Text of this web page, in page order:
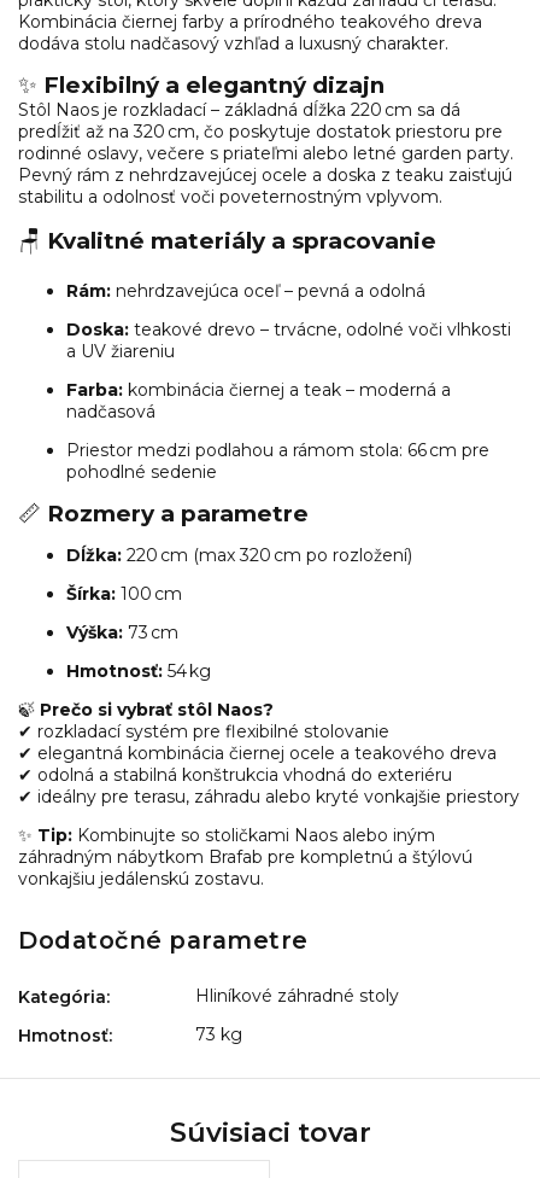
Kombinácia čiernej farby a prírodného teakového dreva
dodáva stolu nadčasový vzhľad a luxusný charakter.
✨ Flexibilný a elegantný dizajn
Stôl Naos je rozkladací – základná dĺžka 220 cm sa dá
predĺžiť až na 320 cm, čo poskytuje dostatok priestoru pre
rodinné oslavy, večere s priateľmi alebo letné garden party.
Pevný rám z nehrdzavejúcej ocele a doska z teaku zaisťujú
stabilitu a odolnosť voči poveternostným vplyvom.
🪑 Kvalitné materiály a spracovanie
Rám: nehrdzavejúca oceľ – pevná a odolná
Doska: teakové drevo – trvácne, odolné voči vlhkosti
a UV žiareniu
Farba: kombinácia čiernej a teak – moderná a
nadčasová
Priestor medzi podlahou a rámom stola: 66 cm pre
pohodlné sedenie
📏 Rozmery a parametre
Dĺžka: 220 cm (max 320 cm po rozložení)
Šírka: 100 cm
Výška: 73 cm
Hmotnosť: 54 kg
🍃 Prečo si vybrať stôl Naos?
✔ rozkladací systém pre flexibilné stolovanie
✔ elegantná kombinácia čiernej ocele a teakového dreva
✔ odolná a stabilná konštrukcia vhodná do exteriéru
✔ ideálny pre terasu, záhradu alebo kryté vonkajšie priestory
✨ Tip: Kombinujte so stoličkami Naos alebo iným
záhradným nábytkom Brafab pre kompletnú a štýlovú
vonkajšiu jedálenskú zostavu.
Dodatočné parametre
Kategória:
Hliníkové záhradné stoly
Hmotnosť: 73 kg
Súvisiaci tovar